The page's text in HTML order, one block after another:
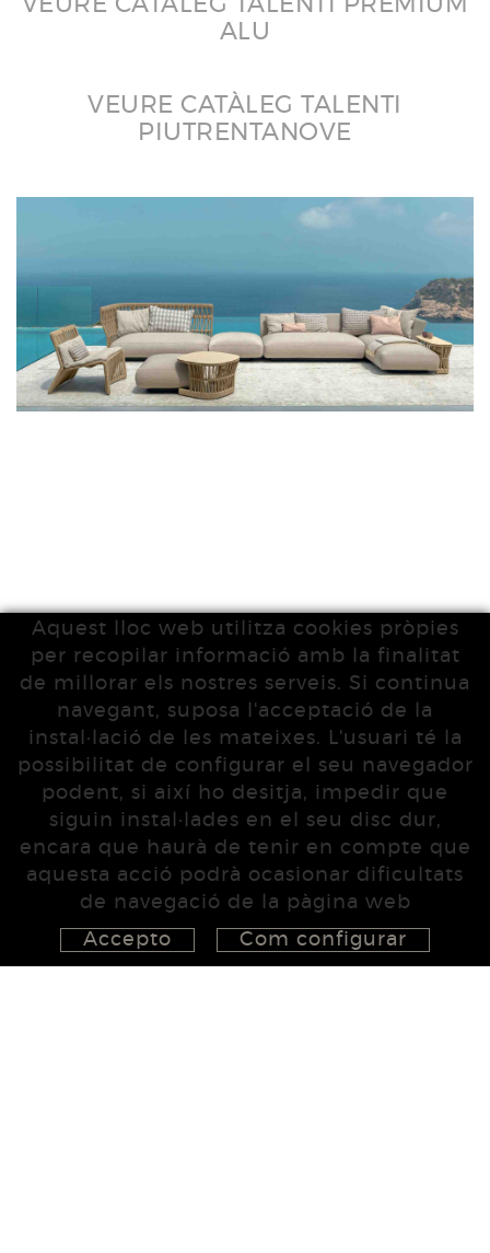
ALU
VEURE CATÀLEG TALENTI
PIUTRENTANOVE
Aquest lloc web utilitza cookies pròpies
per recopilar informació amb la finalitat
de millorar els nostres serveis. Si continua
navegant, suposa l'acceptació de la
instal·lació de les mateixes. L'usuari té la
possibilitat de configurar el seu navegador
podent, si així ho desitja, impedir que
siguin instal·lades en el seu disc dur,
encara que haurà de tenir en compte que
aquesta acció podrà ocasionar dificultats
de navegació de la pàgina web
Accepto
Com configurar